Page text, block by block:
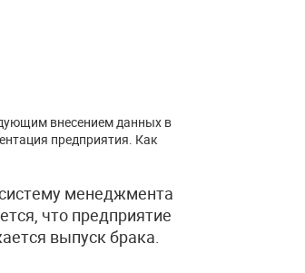
внесением данных в
предприятия. Как
менеджмента
что предприятие
выпуск брака.